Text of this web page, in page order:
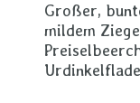
Großer,
mildem